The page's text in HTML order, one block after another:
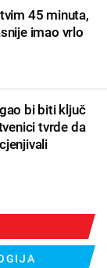
45 minuta,
imao vrlo
bi biti ključ
tvrde da